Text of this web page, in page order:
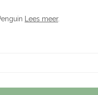
Lees meer.